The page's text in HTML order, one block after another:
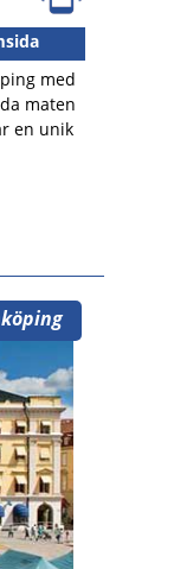
med
maten
en unik